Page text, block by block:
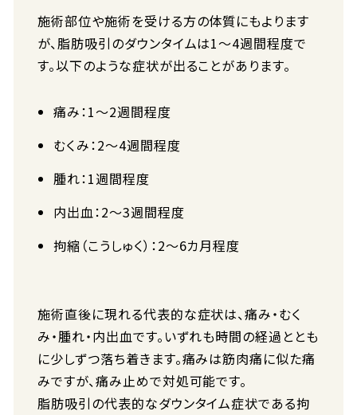
施術部位や施術を受ける方の体質にもよります
が、脂肪吸引のダウンタイムは1〜4週間程度で
す。以下のような症状が出ることがあります。
痛み：1〜2週間程度
むくみ：2〜4週間程度
腫れ：1週間程度
内出血：2〜3週間程度
拘縮（こうしゅく）：2〜6カ月程度
施術直後に現れる代表的な症状は、痛み・むく
み・腫れ・内出血です。いずれも時間の経過ととも
に少しずつ落ち着きます。痛みは筋肉痛に似た痛
みですが、痛み止めで対処可能です。
脂肪吸引の代表的なダウンタイム症状である拘